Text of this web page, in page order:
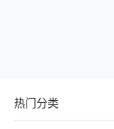
热门分类